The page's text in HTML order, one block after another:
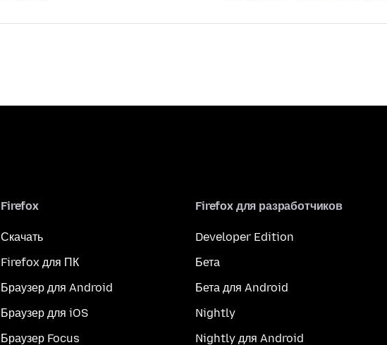
Firefox
Скачать
Firefox для ПК
Браузер для Android
Браузер для iOS
Браузер Focus
Firefox для разработчиков
Developer Edition
Бета
Бета для Android
Nightly
Nightly для Android